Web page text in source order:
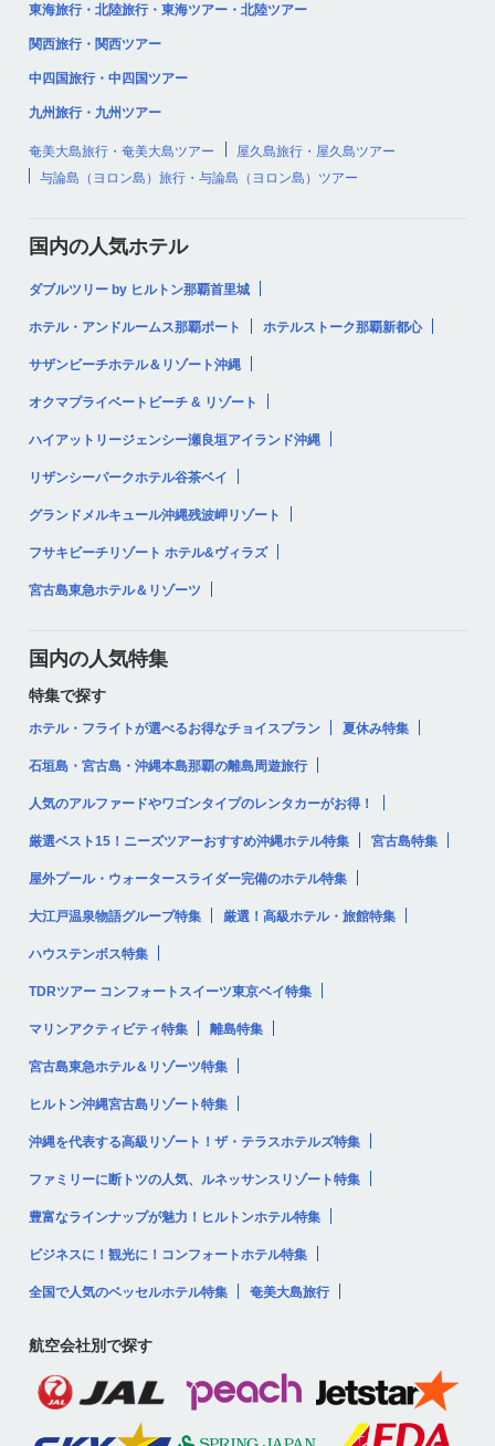
東海旅行・北陸旅行・東海ツアー・北陸ツアー
関西旅行・関西ツアー
中四国旅行・中四国ツアー
九州旅行・九州ツアー
奄美大島旅行・奄美大島ツアー
屋久島旅行・屋久島ツアー
与論島（ヨロン島）旅行・与論島（ヨロン島）ツアー
国内の人気ホテル
ダブルツリー by ヒルトン那覇首里城
ホテル・アンドルームス那覇ポート ホテルストーク那覇新都心
サザンビーチホテル＆リゾート沖縄
オクマプライベートビーチ & リゾート
ハイアットリージェンシー瀬良垣アイランド沖縄
リザンシーパークホテル谷茶ベイ
グランドメルキュール沖縄残波岬リゾート
フサキビーチリゾート ホテル&ヴィラズ
宮古島東急ホテル＆リゾーツ
国内の人気特集
特集で探す
ホテル・フライトが選べるお得なチョイスプラン 夏休み特集
石垣島・宮古島・沖縄本島那覇の離島周遊旅行
人気のアルファードやワゴンタイプのレンタカーがお得！
厳選ベスト15！ニーズツアーおすすめ沖縄ホテル特集 宮古島特集
屋外プール・ウォータースライダー完備のホテル特集
大江戸温泉物語グループ特集 厳選！高級ホテル・旅館特集
ハウステンボス特集
TDRツアー コンフォートスイーツ東京ベイ特集
マリンアクティビティ特集 離島特集
宮古島東急ホテル＆リゾーツ特集
ヒルトン沖縄宮古島リゾート特集
沖縄を代表する高級リゾート！ザ・テラスホテルズ特集
ファミリーに断トツの人気、ルネッサンスリゾート特集
豊富なラインナップが魅力！ヒルトンホテル特集
ビジネスに！観光に！コンフォートホテル特集
全国で人気のベッセルホテル特集 奄美大島旅行
航空会社別で探す